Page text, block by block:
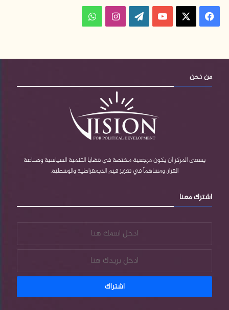
فيسبوك ‫YouTube
‫WordPress
انستقرامواتساب
من نحن
يسعى المركز أن يكون مرجعية مختصة في قضايا التنمية السياسية وصناعة
القرار، ومساهماً في تعزيز قيم الديمقراطية والوسطية.
اشترك معنا